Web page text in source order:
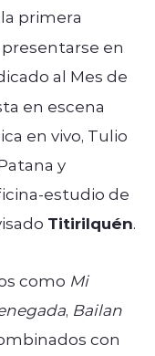
primera
en
al Mes de
en escena
en vivo, Tulio
y
estudio de
Titirilquén.
como Mi
, Bailan
con